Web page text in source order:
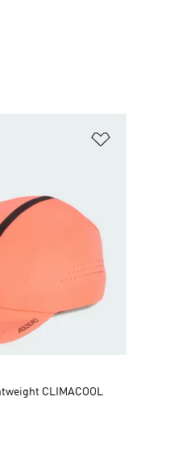
CLIMACOOL